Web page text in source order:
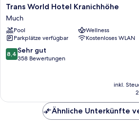
Trans
World
Hotel
Kranichhöhe
Much
Trans World Hotel Kranichhöhe
Much
Pool
Wellness
Parkplätze verfügbar
Kostenloses WLAN
8.4
von
Bewertungen
8,4 Sehr gut
358 Bewertungen
inkl.
Ähnliche Unterkünfte